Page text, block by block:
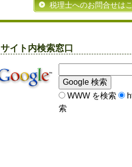
税理士へのお問合せは
サイト内検索窓口
WWW を検索
索